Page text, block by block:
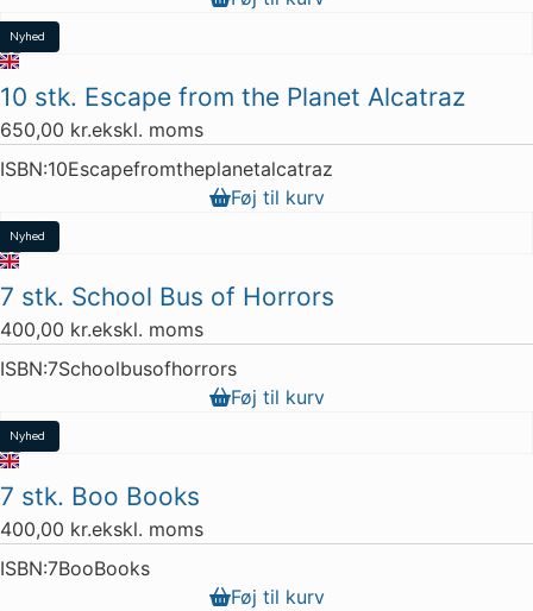
Nyhed
3 stk. tilbage
10 stk. Escape from the Planet Alcatraz
650,00 kr.ekskl. moms
ISBN:10Escapefromtheplanetalcatraz
Føj til kurv
Nyhed
4 stk. tilbage
7 stk. School Bus of Horrors
400,00 kr.ekskl. moms
ISBN:7Schoolbusofhorrors
Føj til kurv
Nyhed
Restparti
2 stk. tilbage
7 stk. Boo Books
400,00 kr.ekskl. moms
ISBN:7BooBooks
Føj til kurv